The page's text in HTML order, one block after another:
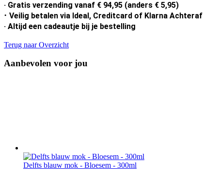
· Gratis verzending vanaf € 94,95 (anders € 5,95)
· Veilig betalen via Ideal, Creditcard of Klarna Achteraf
· Altijd een cadeautje bij je bestelling
Terug naar Overzicht
Aanbevolen voor jou
Delfts blauw mok - Bloesem - 300ml